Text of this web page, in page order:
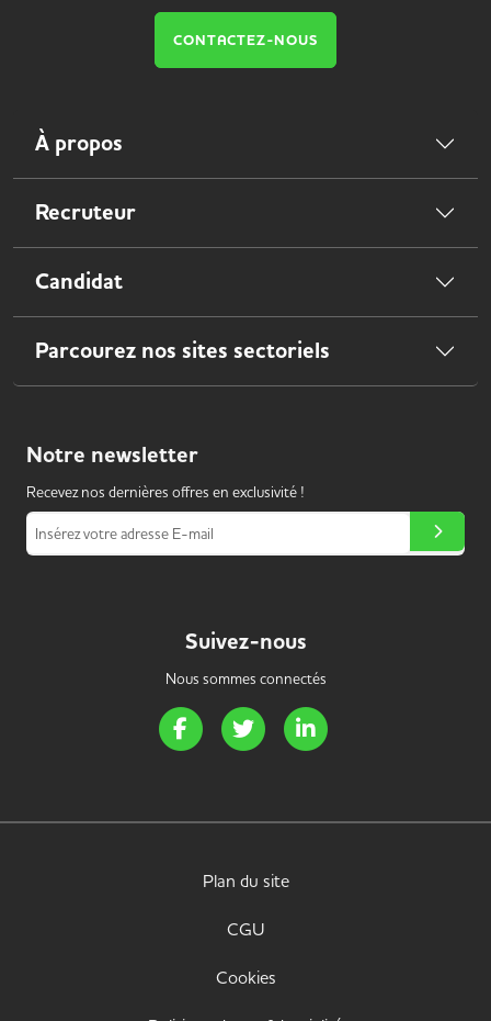
CONTACTEZ-NOUS
À propos
Recruteur
Candidat
Parcourez nos sites sectoriels
Notre newsletter
Recevez nos dernières offres en exclusivité !
Insérez votre adresse E-mail
Suivez-nous
Nous sommes connectés
Page Facebook de Handi Energie
Page Twitter de Handi Energie
Plan du site
CGU
Cookies